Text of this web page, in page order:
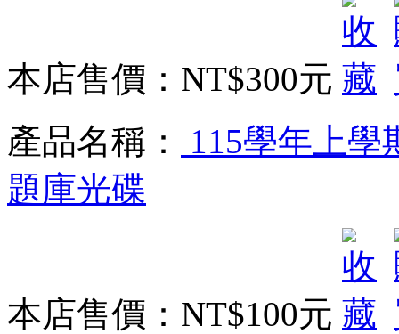
本店售價： NT$300元
產品名稱：
115學年上學
題庫光碟
本店售價： NT$100元